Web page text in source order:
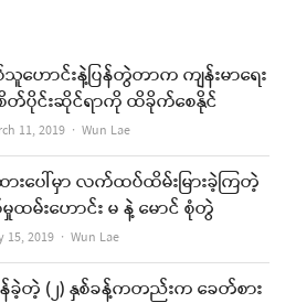
သူဟောင်းနဲ့ပြန်တွဲတာက ကျန်းမာရေး
တ်ပိုင်းဆိုင်ရာကို ထိခိုက်စေနိုင်
11, 2019 Author
Wun Lae
းပေါ်မှာ လက်ထပ်ထိမ်းမြားခဲ့ကြတဲ့
ထမ်းဟောင်း မ နဲ့ မောင် စုံတွဲ
15, 2019 Author
Wun Lae
ခဲ့တဲ့ (၂) နှစ်ခန့်ကတည်းက ခေတ်စား